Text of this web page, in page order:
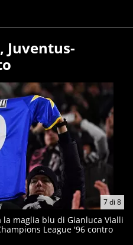
Juventus-
7di 8
maglia blu di Gianluca Vialli
League '96 contro